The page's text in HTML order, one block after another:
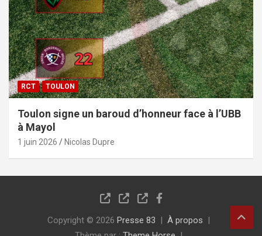
RCT TOULON
Toulon signe un baroud d’honneur face à l’UBB
à Mayol
1 juin 2026 Nicolas Dupre
Copyright © 2026 Presse 83
À propos